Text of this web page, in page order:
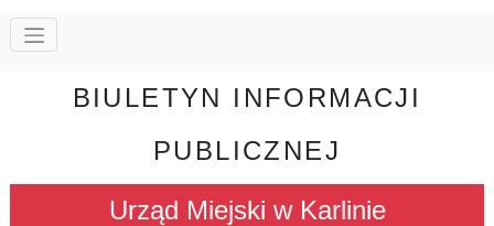
BIULETYN INFORMACJI
PUBLICZNEJ
Urząd Miejski w Karlinie